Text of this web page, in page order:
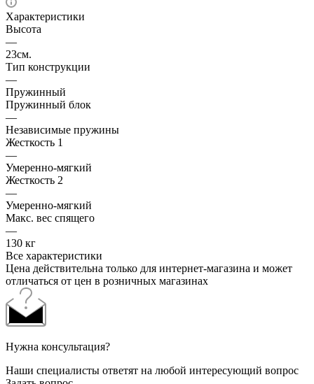
Характеристики
Высота
—
23см.
Тип конструкции
—
Пружинный
Пружинный блок
—
Независимые пружины
Жесткость 1
—
Умеренно-мягкий
Жесткость 2
—
Умеренно-мягкий
Макс. вес спящего
—
130 кг
Все характеристики
Цена действительна только для интернет-магазина и может
отличаться от цен в розничных магазинах
Нужна консультация?
Наши специалисты ответят на любой интересующий вопрос